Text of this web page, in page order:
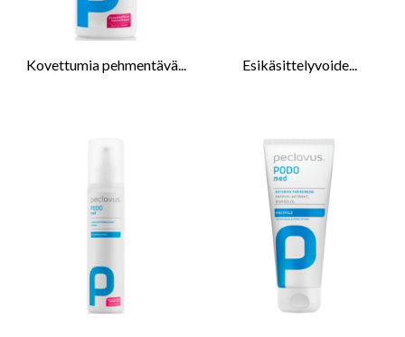
Kovettumia pehmentävä... Esikäsittelyvoide...